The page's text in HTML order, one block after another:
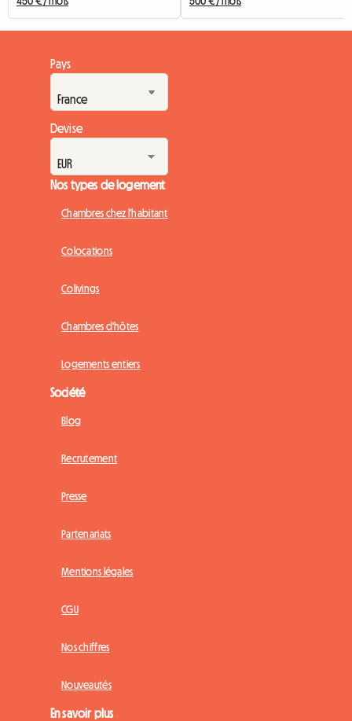
Pays
Devise
Nos types de logement
Chambres chez l'habitant
Colocations
Colivings
Chambres d'hôtes
Logements entiers
Société
Blog
Recrutement
Presse
Partenariats
Mentions légales
CGU
Nos chiffres
Nouveautés
En savoir plus